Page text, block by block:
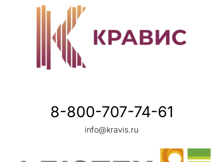
8-800-707-74-61
info@kravis.ru